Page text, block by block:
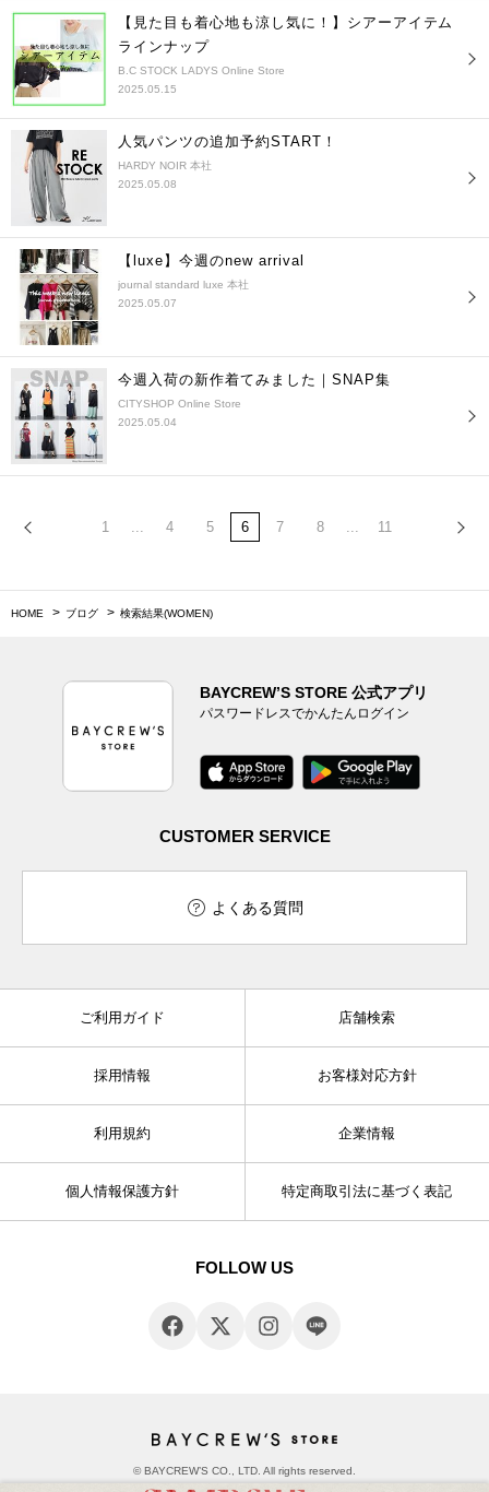
【見た目も着心地も涼し気に！】シアーアイテム
ラインナップ
B.C STOCK LADYS Online Store
2025.05.15
人気パンツの追加予約START！
HARDY NOIR 本社
2025.05.08
【luxe】今週のnew arrival
journal standard luxe 本社
2025.05.07
今週入荷の新作着てみました｜SNAP集
CITYSHOP Online Store
2025.05.04
1 ... 4 5 6 7 8 ... 11
HOME ブログ 検索結果(WOMEN)
BAYCREW’S STORE 公式アプリ
パスワードレスでかんたんログイン
CUSTOMER SERVICE
よくある質問
ご利用ガイド 店舗検索
採用情報 お客様対応方針
利用規約 企業情報
個人情報保護方針 特定商取引法に基づく表記
FOLLOW US
© BAYCREW’S CO., LTD. All rights reserved.